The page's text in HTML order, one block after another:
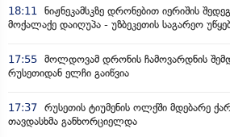
18:11 ნიჟნეკამსკზე დრონებით იერიშის
მოქალაქე დაიღუპა - უზბეკეთის საგარეო
17:55 მოლდოვამ დრონის ჩამოვარდნის
რუსეთიდან ელჩი გაიწვია
17:37 რუსეთის ტიუმენის ოლქში მდებარე
თავდასხმა განხორციელდა